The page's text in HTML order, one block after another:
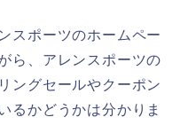
スポーツのホームペー
ら、アレンスポーツの
ングセールやクーポン
るかどうかは分かりま